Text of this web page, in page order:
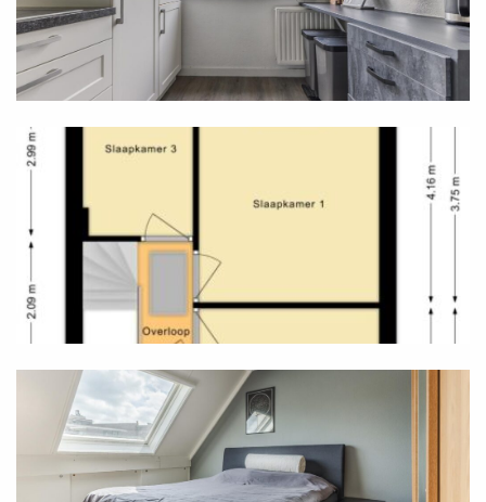
shower, a vanity unit, and a wall-mounted toilet with a
concealed cistern. The bathroom's finish is
particularly attractive, thanks in part to beige tiling.
Second floor
This property also includes an attic, which is ideally
suited for storing items. The attic has a total surface
area of over 22 square meters. You reach this
practical storage space via a loft ladder in the ceiling
above the landing on the first floor.
Garden
In the living room, there is an outward-opening door
providing access to the backyard. In this south-
facing garden, there are several spots where you
can set up a cozy terrace. This is ideally suited for
the neat tiling against the house, under the beautiful